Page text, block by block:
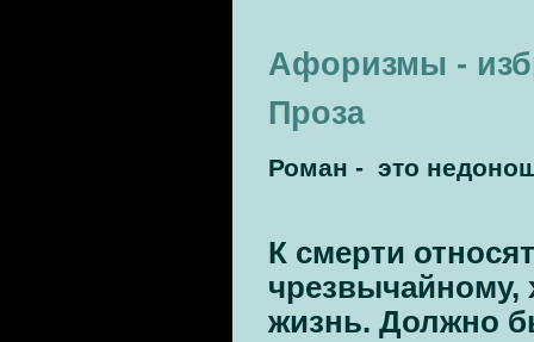
Афоризмы -
Проза
Роман - это
К смерти
чрезвычайному,
жизнь. Должно